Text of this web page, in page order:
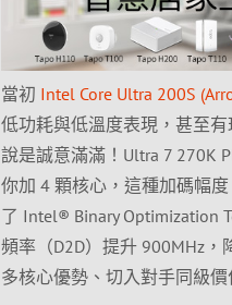
當初 Intel Core Ultra 200S
低功耗與低溫度表現，甚至
說是誠意滿滿！Ultra 7 270K
你加 4 顆核心，這種加碼幅
了 Intel® Binary Optimization
頻率（D2D）提升 900MHz
多核心優勢、切入對手同級